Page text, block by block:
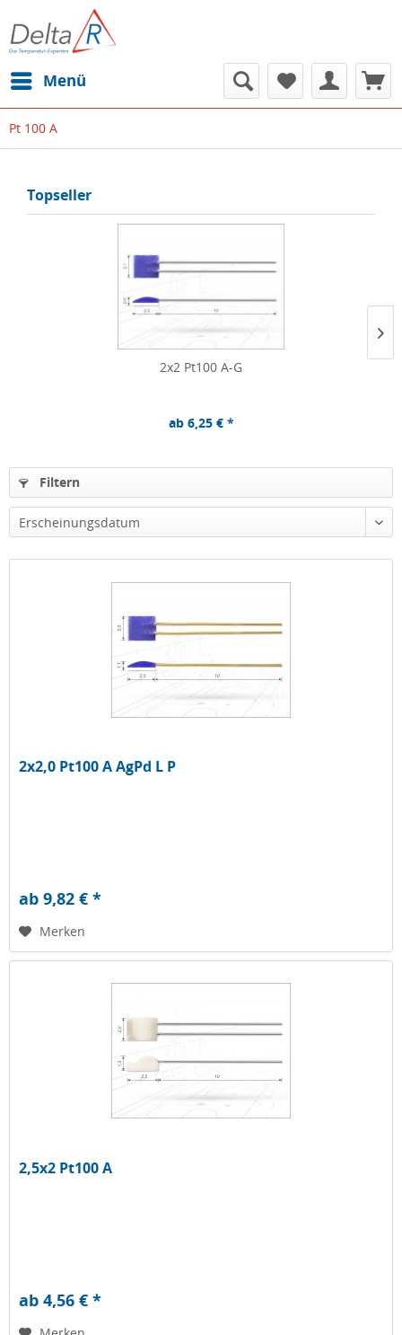
Menü
Pt 100 A
Topseller
2x2 Pt100 A-G
ab 6,25 € *
Filtern
Erscheinungsdatum
2x2,0 Pt100 A AgPd L P
ab 9,82 € *
Merken
2,5x2 Pt100 A
ab 4,56 € *